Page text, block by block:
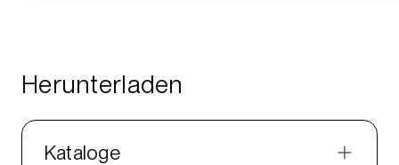
Herunterladen
Kataloge